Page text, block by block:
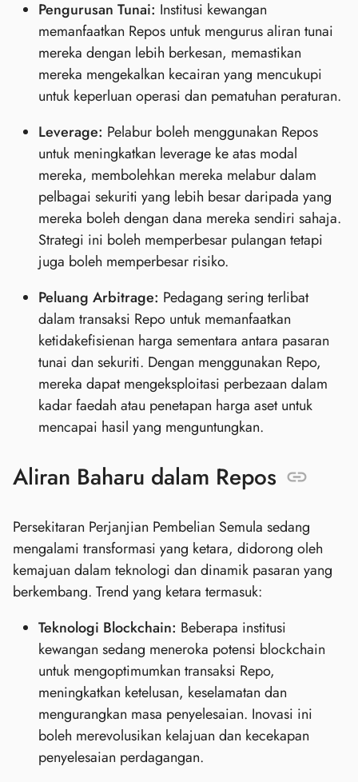
Pengurusan Tunai: Institusi kewangan
memanfaatkan Repos untuk mengurus aliran tunai
mereka dengan lebih berkesan, memastikan
mereka mengekalkan kecairan yang mencukupi
untuk keperluan operasi dan pematuhan peraturan.
Leverage: Pelabur boleh menggunakan Repos
untuk meningkatkan leverage ke atas modal
mereka, membolehkan mereka melabur dalam
pelbagai sekuriti yang lebih besar daripada yang
mereka boleh dengan dana mereka sendiri sahaja.
Strategi ini boleh memperbesar pulangan tetapi
juga boleh memperbesar risiko.
Peluang Arbitrage: Pedagang sering terlibat
dalam transaksi Repo untuk memanfaatkan
ketidakefisienan harga sementara antara pasaran
tunai dan sekuriti. Dengan menggunakan Repo,
mereka dapat mengeksploitasi perbezaan dalam
kadar faedah atau penetapan harga aset untuk
mencapai hasil yang menguntungkan.
Aliran Baharu dalam Repos
Persekitaran Perjanjian Pembelian Semula sedang
mengalami transformasi yang ketara, didorong oleh
kemajuan dalam teknologi dan dinamik pasaran yang
berkembang. Trend yang ketara termasuk:
Teknologi Blockchain: Beberapa institusi
kewangan sedang meneroka potensi blockchain
untuk mengoptimumkan transaksi Repo,
meningkatkan ketelusan, keselamatan dan
mengurangkan masa penyelesaian. Inovasi ini
boleh merevolusikan kelajuan dan kecekapan
penyelesaian perdagangan.